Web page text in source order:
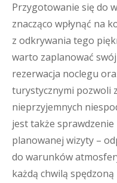
Przygotowanie się do
znacząco wpłynąć na
z odkrywania tego
warto zaplanować
rezerwacja noclegu
turystycznymi pozwoli
nieprzyjemnych
jest także
planowanej wizyty –
do warunków
każdą chwilą